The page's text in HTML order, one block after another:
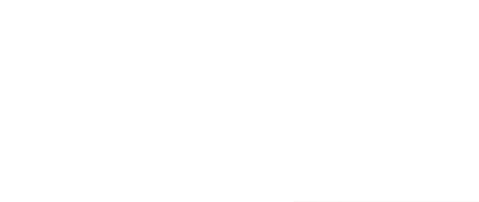
la condition
et les valeurs